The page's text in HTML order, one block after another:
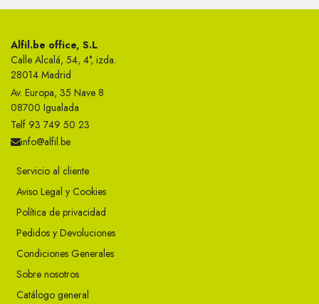
Alfil.be office, S.L
Calle Alcalá, 54, 4°, izda.
28014 Madrid
Av. Europa, 35 Nave 8
08700 Igualada
Telf 93 749 50 23
info@alfil.be
Servicio al cliente
Aviso Legal y Cookies
Política de privacidad
Pedidos y Devoluciones
Condiciones Generales
Sobre nosotros
Catálogo general